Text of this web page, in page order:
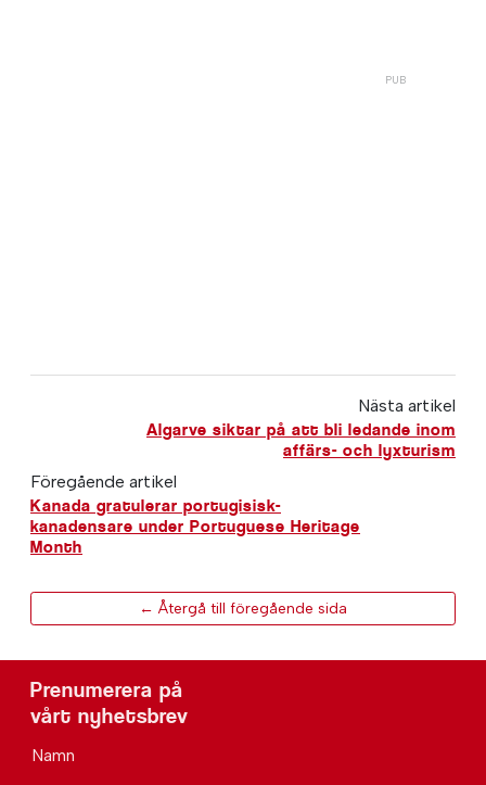
Nästa artikel
Algarve siktar på att bli ledande inom
affärs- och lyxturism
Föregående artikel
Kanada gratulerar portugisisk-
kanadensare under Portuguese Heritage
Month
← Återgå till föregående sida
Prenumerera på
vårt nyhetsbrev
Namn